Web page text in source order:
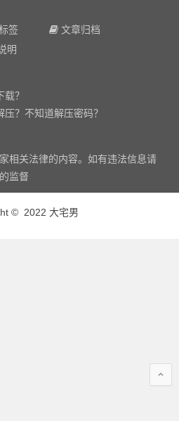
签
文章归档
明
？
？不知道解压密码？
相关法律的内容。如有违法信息请
监督
© 2022 大宅男